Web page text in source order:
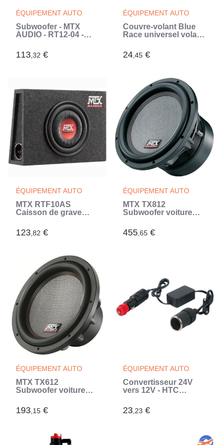
ÉQUIPEMENT AUTO
Subwoofer - MTX
AUDIO - RT12-04 -
4O - Cône
polypropylene (Noir)
113,32 €
ÉQUIPEMENT AUTO
Couvre-volant Blue
Race universel volant
Installation facile -
Protege de la chaleur
24,45 €
ÉQUIPEMENT AUTO
MTX RTF10AS
Caisson de grave
25cm 300W RMS 4O
membrane
123,82 €
ÉQUIPEMENT AUTO
MTX TX812
Subwoofer voiture
RMS 2 châssis alu
bobine 3 pour
455,65 €
ÉQUIPEMENT AUTO
MTX TX612
Subwoofer voiture
châssis alu bobine
2,5 membrane fibre
193,15 €
ÉQUIPEMENT AUTO
Convertisseur 24V
vers 12V - HTC
maximale 5A 60W -
Câble 1m (Noir)
23,23 €